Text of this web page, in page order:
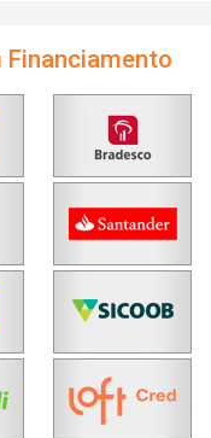
Financiamento